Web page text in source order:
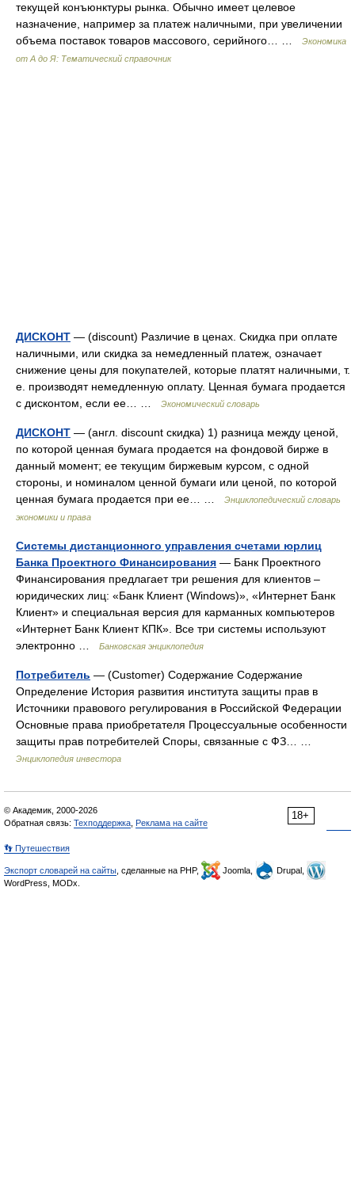
текущей конъюнктуры рынка. Обычно имеет целевое
назначение, например за платеж наличными, при увеличении
объема поставок товаров массового, серийного… …
Экономика
от А до Я: Тематический справочник
ДИСКОНТ — (discount) Различие в ценах. Скидка при оплате
наличными, или скидка за немедленный платеж, означает
снижение цены для покупателей, которые платят наличными, т.
е. производят немедленную оплату. Ценная бумага продается
с дисконтом, если ее… …
Экономический словарь
ДИСКОНТ — (англ. discount скидка) 1) разница между ценой,
по которой ценная бумага продается на фондовой бирже в
данный момент; ее текущим биржевым курсом, с одной
стороны, и номиналом ценной бумаги или ценой, по которой
ценная бумага продается при ее… …
Энциклопедический словарь
экономики и права
Системы дистанционного управления счетами юрлиц
Банка Проектного Финансирования — Банк Проектного
Финансирования предлагает три решения для клиентов –
юридических лиц: «Банк Клиент (Windows)», «Интернет Банк
Клиент» и специальная версия для карманных компьютеров
«Интернет Банк Клиент КПК». Все три системы используют
электронно …
Банковская энциклопедия
Потребитель — (Сustomer) Содержание Содержание
Определение История развития института защиты прав в
Источники правового регулирования в Российской Федерации
Основные права приобретателя Процессуальные особенности
защиты прав потребителей Споры, связанные с ФЗ… …
Энциклопедия инвестора
18+
© Академик, 2000-2026
Обратная связь: Техподдержка Реклама на сайте
👣 Путешествия
Экспорт словарей на сайты , сделанные на PHP, Joomla,
Drupal,
WordPress, MODx.